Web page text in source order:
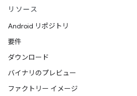
リソース
Android リポジトリ
要件
ダウンロード
バイナリのプレビュー
ファクトリー イメージ